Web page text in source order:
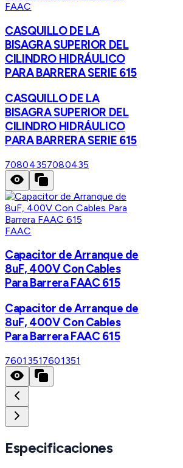
FAAC
CASQUILLO DE LA
BISAGRA SUPERIOR DEL
CILINDRO HIDRÁULICO
PARA BARRERA SERIE 615
CASQUILLO DE LA
BISAGRA SUPERIOR DEL
CILINDRO HIDRÁULICO
PARA BARRERA SERIE 615
70804357080435
FAAC
Capacitor de Arranque de
8uF, 400V Con Cables
Para Barrera FAAC 615
Capacitor de Arranque de
8uF, 400V Con Cables
Para Barrera FAAC 615
76013517601351
Especificaciones